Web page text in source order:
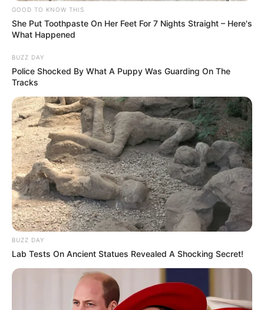
GOOD TO KNOW THIS
She Put Toothpaste On Her Feet For 7 Nights Straight – Here's
What Happened
BUZZ DAY
Police Shocked By What A Puppy Was Guarding On The
Tracks
BUZZ DAY
Lab Tests On Ancient Statues Revealed A Shocking Secret!